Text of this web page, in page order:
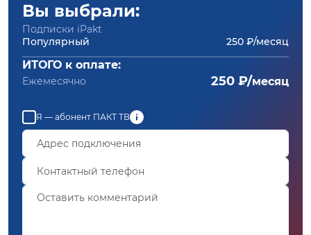
Вы выбрали:
Подписки iPakt
Популярный
250 ₽/месяц
ИТОГО к оплате:
Ежемесячно 250 ₽/месяц
Я — абонент ПАКТ ТВ